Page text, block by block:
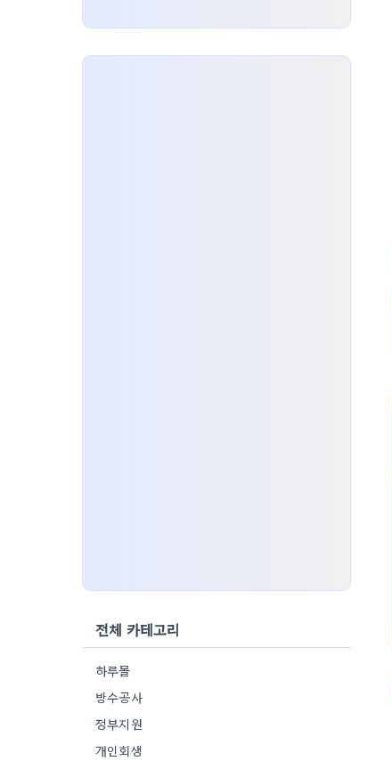
전체 카테고리
하루몰
방수공사
정부지원
개인회생